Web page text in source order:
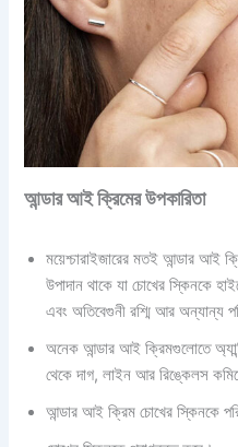
আন্ডার আই ক্রিমের উপকারিতা
ময়েশ্চারাইজারের মতই আন্ডার আই
উপাদান থাকে যা চোখের স্কিনকে
এবং অতিবেগুনী রশ্মি আর অন্যান্য
অনেক আন্ডার আই ক্রিমগুলোতে
থেকে দাগ, লাইন আর রিঙ্কেলস
আন্ডার আই ক্রিম চোখের স্কিনকে